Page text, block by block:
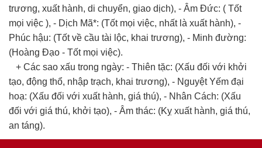
trương, xuất hành, di chuyển, giao dịch), - Âm Đức: ( Tốt
mọi việc ), - Dịch Mã*: (Tốt mọi việc, nhất là xuất hành), -
Phúc hậu: (Tốt về cầu tài lộc, khai trương), - Minh đường:
(Hoàng Đạo - Tốt mọi việc).
+ Các sao xấu trong ngày: - Thiên tặc: (Xấu đối với khởi
tạo, động thổ, nhập trạch, khai trương), - Nguyệt Yếm đại
hoạ: (Xấu đối với xuất hành, giá thú), - Nhân Cách: (Xấu
đối với giá thú, khởi tạo), - Âm thác: (Kỵ xuất hành, giá thú,
an táng).